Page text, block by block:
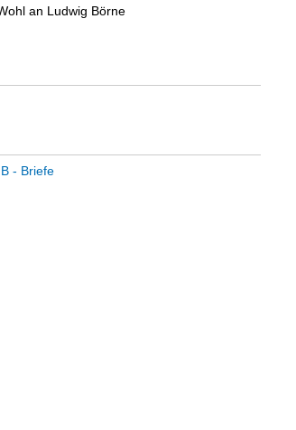
an Ludwig Börne
B - Briefe